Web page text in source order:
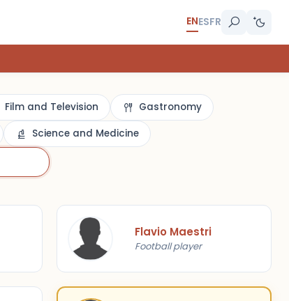
ENESFR
Film and Television
Gastronomy
Science and Medicine
Flavio Maestri
Football player